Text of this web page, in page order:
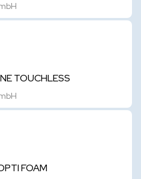
TOUCHLESS
FOAM